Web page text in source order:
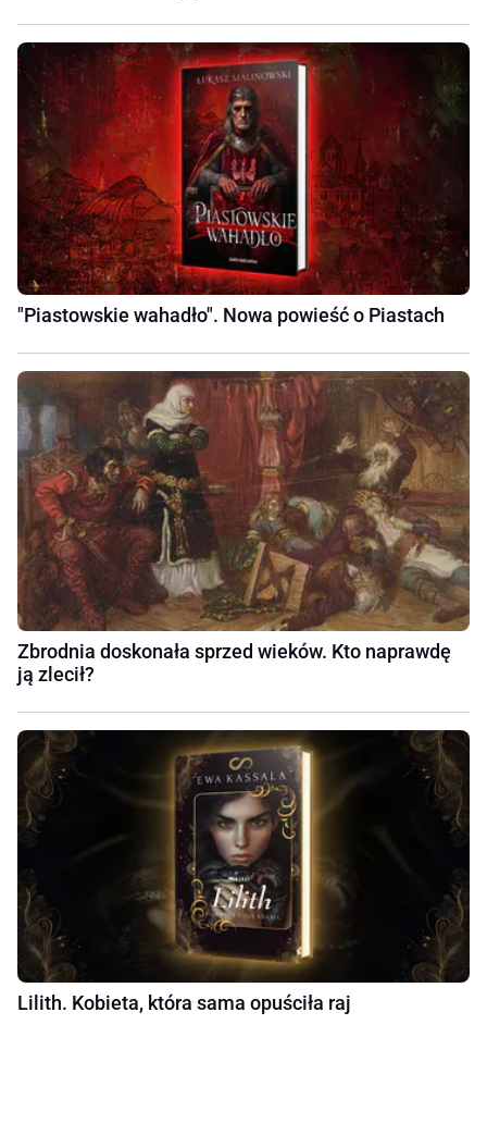
"Piastowskie wahadło". Nowa powieść o Piastach
Zbrodnia doskonała sprzed wieków. Kto naprawdę
ją zlecił?
Lilith. Kobieta, która sama opuściła raj